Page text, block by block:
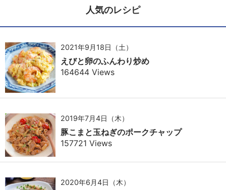
人気のレシピ
2021年9月18日（土）
えびと卵のふんわり炒め
164644 Views
2019年7月4日（木）
豚こまと玉ねぎのポークチャップ
157721 Views
2020年6月4日（木）